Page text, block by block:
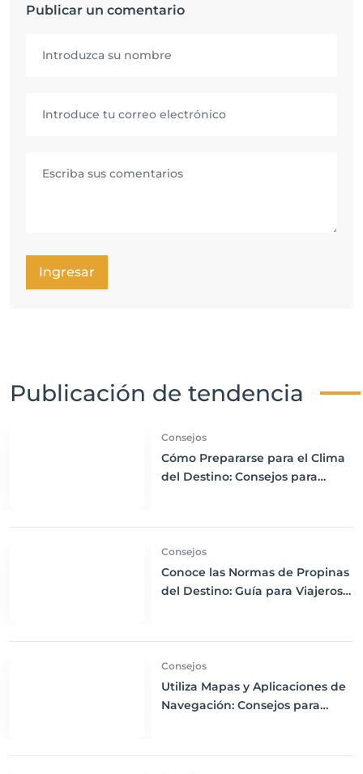
Publicar un comentario
Ingresar
Publicación de tendencia
Consejos
Cómo Prepararse para el Clima
del Destino: Consejos para
Consejos
Conoce las Normas de Propinas
del Destino: Guía para Viajeros
Consejos
Utiliza Mapas y Aplicaciones de
Navegación: Consejos para